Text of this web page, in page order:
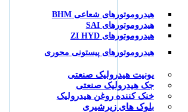
هیدروموتورهای شعاعی BHM
هیدروموتورهای SAI
هیدروموتورهای ZI HYD
هیدروموتورهای پیستونی محوری
یونیت هیدرولیک صنعتی
جک هیدرولیک صنعتی
خنک کننده روغن هیدرولیک
بلوک های زیرشیری